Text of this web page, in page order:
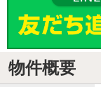
物件概要